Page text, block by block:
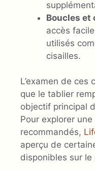
Boucles et
accès
utilisés
cisailles.
L’examen de ces
que le tablier
objectif principal
Pour explorer
recommandés,
aperçu de
disponibles sur le